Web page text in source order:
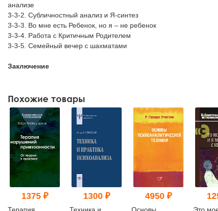
анализе
3-3-2. Субличностный анализ и Я-синтез
3-3-3. Во мне есть Ребенок, но я – не ребенок
3-3-4. Работа с Критичным Родителем
3-3-5. Семейный вечер с шахматами
Заключение
Похожие товары
1375 ₽ 1300 ₽ 4950 ₽